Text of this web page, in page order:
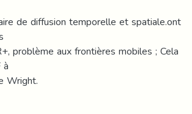
de diffusion temporelle et spatiale.ont
problème aux frontières mobiles ; Cela
Wright.